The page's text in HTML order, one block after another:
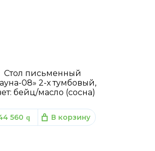
Стол письменный
08» 2-х тумбовый,
бейц/масло (сосна)
560 q В корзину